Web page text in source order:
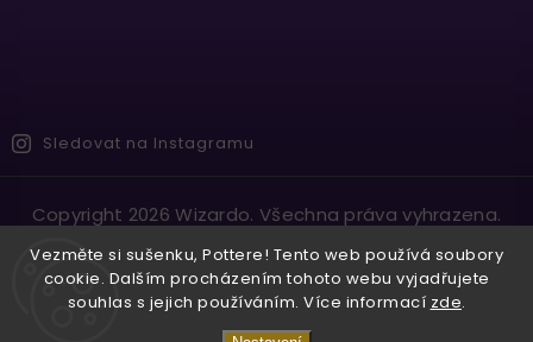
Vezměte si sušenku, Pottere! Tento web používá soubory
cookie. Dalším procházením tohoto webu vyjadřujete
souhlas s jejich používáním. Více informací zde.
Sledovat na Instagramu
Copyright 2026Wizardo. Všechna práva vyhrazena.
VytvořilShoptet| DesignShoptak.cz.